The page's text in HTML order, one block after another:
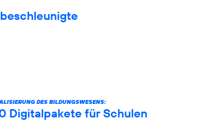
DES BILDUNGSWESENS:
Digitalpakete für Schulen